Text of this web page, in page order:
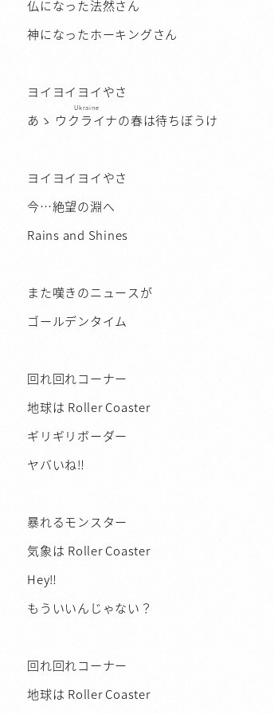
仏になった法然さん
神になったホーキングさん
ヨイヨイヨイやさ
あゝ ウクライナ
Ukraine
の春は待ちぼうけ
ヨイヨイヨイやさ
今…絶望の淵へ
Rains and Shines
また嘆きのニュースが
ゴールデンタイム
回れ回れコーナー
地球は Roller Coaster
ギリギリボーダー
ヤバいね‼︎
暴れるモンスター
気象は Roller Coaster
Hey‼︎
もういいんじゃない？
回れ回れコーナー
地球は Roller Coaster